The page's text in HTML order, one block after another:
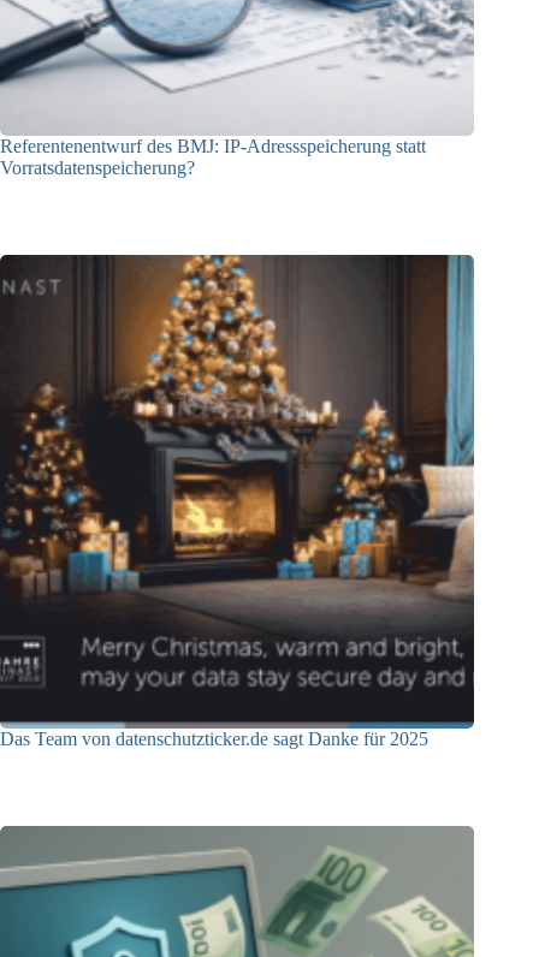
Referentenentwurf des BMJ: IP-Adressspeicherung statt
Vorratsdatenspeicherung?
Das Team von datenschutzticker.de sagt Danke für 2025